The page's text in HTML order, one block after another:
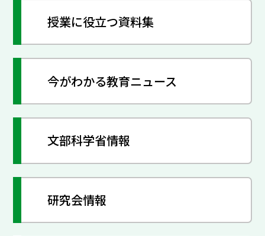
授業に役立つ資料集
今がわかる教育ニュース
文部科学省情報
研究会情報